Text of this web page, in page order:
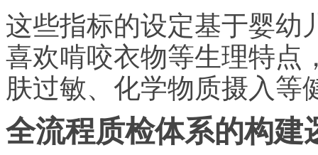
这些指标的设定基于婴幼
喜欢啃咬衣物等生理特点
肤过敏、化学物质摄入等
全流程质检体系的构建